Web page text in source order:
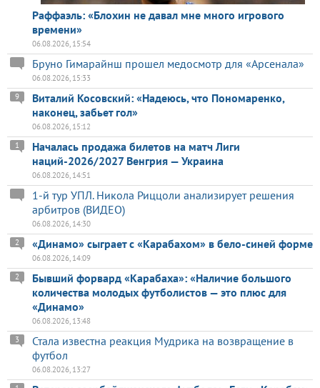
Раффаэль: «Блохин не давал мне много игрового
времени»
06.08.2026, 15:54
Бруно Гимарайнш прошел медосмотр для «Арсенала»
06.08.2026, 15:33
Виталий Косовский: «Надеюсь, что Пономаренко,
наконец, забьет гол»
9
06.08.2026, 15:12
Началась продажа билетов на матч Лиги
наций-2026/2027 Венгрия — Украина
1
06.08.2026, 14:51
1-й тур УПЛ. Никола Риццоли анализирует решения
арбитров (ВИДЕО)
06.08.2026, 14:30
«Динамо» сыграет с «Карабахом» в бело-синей форме
2
06.08.2026, 14:09
Бывший форвард «Карабаха»: «Наличие большого
количества молодых футболистов — это плюс для
«Динамо»
2
06.08.2026, 13:48
Стала известна реакция Мудрика на возвращение в
футбол
3
06.08.2026, 13:27